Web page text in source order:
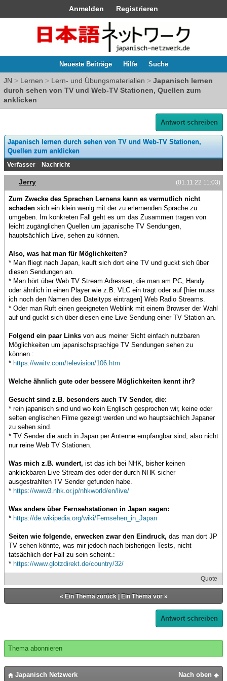
Anmelden Registrieren
Neueste Beiträge Hilfe Suche
JN > Lernen > Lern- und Übungsmaterialien > Japanisch lernen
durch sehen von TV und Web-TV Stationen, Quellen zum
anklicken
Antwort schreiben
Japanisch lernen durch sehen von TV und Web-TV Stationen,
Quellen zum anklicken
Verfasser Nachricht
(01.11.22 11:03)
Jerry
Zum Zwecke des Sprachen Lernens kann es vermutlich nicht
schaden sich ein klein wenig mit der zu erlernenden Sprache zu
umgeben. Im konkreten Fall geht es um das Zusammen tragen von
leicht zugänglichen Quellen um japanische TV Sendungen,
hauptsächlich Live, sehen zu können.
Also, was hat man für Möglichkeiten?
* Man fliegt nach Japan, kauft sich dort eine TV und guckt sich über
diesen Sendungen an.
* Man hört über Web TV Stream Adressen, die man am PC, Handy
oder ähnlich in einen Player wie z.B. VLC ein trägt oder auf [hier muss
ich noch den Namen des Dateityps eintragen] Web Radio Streams.
* Oder man Ruft einen geeigneten Weblink mit einem Browser der Wahl
auf und guckt sich über diesen eine Live Sendung einer TV Station an.
Folgend ein paar Links von aus meiner Sicht einfach nutzbaren
Möglichkeiten um japanischsprachige TV Sendungen sehen zu
können.:
* https://wwitv.com/television/106.htm
Welche ähnlich gute oder bessere Möglichkeiten kennt ihr?
Gesucht sind z.B. besonders auch TV Sender, die:
* rein japanisch sind und wo kein Englisch gesprochen wir, keine oder
selten englischen Filme gezeigt werden und wo hauptsächlich Japaner
zu sehen sind.
* TV Sender die auch in Japan per Antenne empfangbar sind, also nicht
nur reine Web TV Stationen.
Was mich z.B. wundert, ist das ich bei NHK, bisher keinen
anklickbaren Live Stream des oder der durch NHK sicher
ausgestrahlten TV Sender gefunden habe.
* https://www3.nhk.or.jp/nhkworld/en/live/
Was andere über Fernsehstationen in Japan sagen:
* https://de.wikipedia.org/wiki/Fernsehen_in_Japan
Seiten wie folgende, erwecken zwar den Eindruck, das man dort JP
TV sehen könnte, was mir jedoch nach bisherigen Tests, nicht
tatsächlich der Fall zu sein scheint.:
* https://www.glotzdirekt.de/country/32/
Quote
« Ein Thema zurück| Ein Thema vor»
Antwort schreiben
Thema abonnieren
Nach oben
Japanisch Netzwerk